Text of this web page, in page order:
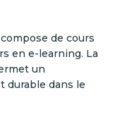
de cours
en e-learning. La
un
durable dans le